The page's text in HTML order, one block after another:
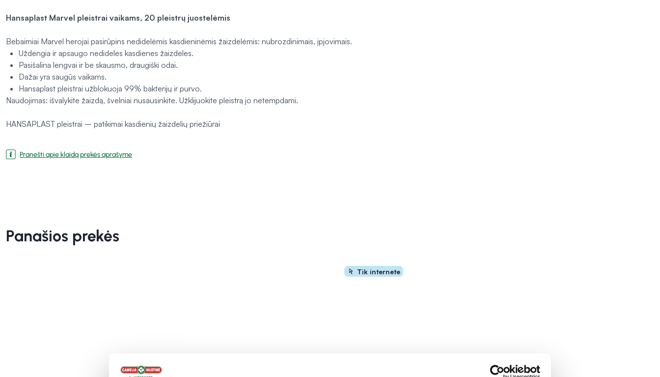
Hansaplast Marvel pleistrai vaikams, 20 pleistrų juostelėmis
Bebaimiai Marvel herojai pasirūpins nedidelėmis kasdieninėmis žaizdelėmis: nubrozdinimais, įpjovimais.
Uždengia ir apsaugo nedideles kasdienes žaizdeles.
Pasišalina lengvai ir be skausmo, draugiški odai.
Dažai yra saugūs vaikams.
Hansaplast pleistrai užblokuoja 99% bakterijų ir purvo.
Naudojimas: išvalykite žaizdą, švelniai nusausinkite. Užklijuokite pleistrą jo netempdami.
HANSAPLAST pleistrai – patikimai kasdienių žaizdelių priežiūrai
Pranešti apie klaidą prekės aprašyme
Panašios prekės
Tik internete